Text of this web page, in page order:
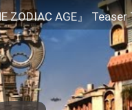
ZODIAC AGE』 Teaser